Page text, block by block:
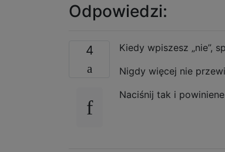
Odpowiedzi:
4
Kiedy wpiszesz „nie”,
Nigdy więcej nie
Naciśnij tak i